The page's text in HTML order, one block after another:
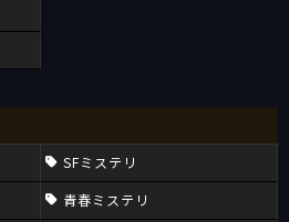
SFミステリ
青春ミステリ